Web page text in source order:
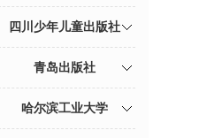
四川少年儿童出版社
青岛出版社
哈尔滨工业大学